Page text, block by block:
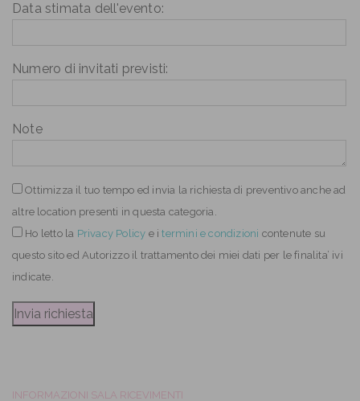
Data stimata dell'evento:
Numero di invitati previsti:
Note
Ottimizza il tuo tempo ed invia la richiesta di preventivo anche ad
altre location presenti in questa categoria.
Ho letto la Privacy Policy e itermini e condizioni contenute su
questo sito ed Autorizzo il trattamento dei miei dati per le finalita’ ivi
indicate.
INFORMAZIONI SALA RICEVIMENTI